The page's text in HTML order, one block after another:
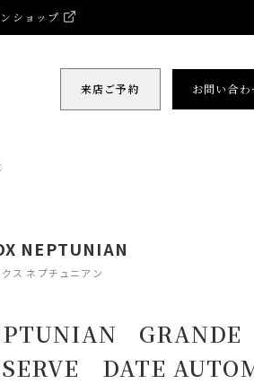
ショップ
来店ご予約 お問い合わ
NEPTUNIAN
ス ネプチュニアン
GRANDE
DATE